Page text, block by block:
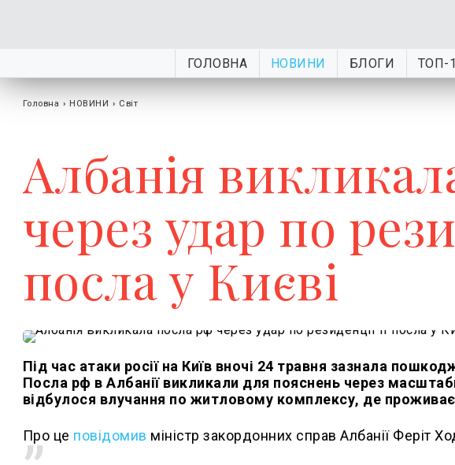
ГОЛОВНА НОВИНИ БЛОГИ ТОП-
Головна › НОВИНИ › Світ
Албанія
через удар по
посла у Києві
Під час атаки росії на Київ вночі 24 травня зазнала
Посла рф в Албанії викликали для пояснень через
відбулося влучання по житловому комплексу, де проживає
Про це повідомив міністр закордонних справ Албанії Феріт